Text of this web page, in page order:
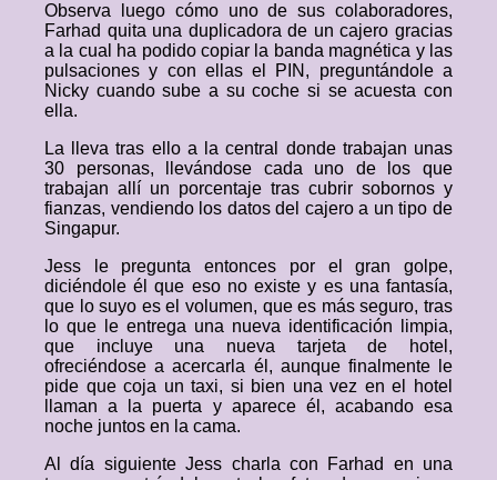
Observa luego cómo uno de sus colaboradores,
Farhad quita una duplicadora de un cajero gracias
a la cual ha podido copiar la banda magnética y las
pulsaciones y con ellas el PIN, preguntándole a
Nicky cuando sube a su coche si se acuesta con
ella.
La lleva tras ello a la central donde trabajan unas
30 personas, llevándose cada uno de los que
trabajan allí un porcentaje tras cubrir sobornos y
fianzas, vendiendo los datos del cajero a un tipo de
Singapur.
Jess le pregunta entonces por el gran golpe,
diciéndole él que eso no existe y es una fantasía,
que lo suyo es el volumen, que es más seguro, tras
lo que le entrega una nueva identificación limpia,
que incluye una nueva tarjeta de hotel,
ofreciéndose a acercarla él, aunque finalmente le
pide que coja un taxi, si bien una vez en el hotel
llaman a la puerta y aparece él, acabando esa
noche juntos en la cama.
Al día siguiente Jess charla con Farhad en una